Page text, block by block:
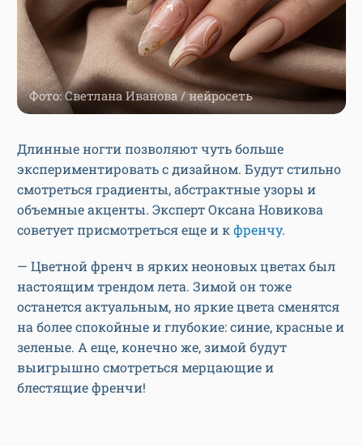
Фото: Светлана Иванова / нейросеть
Длинные ногти позволяют чуть больше
экспериментировать с дизайном. Будут стильно
смотреться градиенты, абстрактные узоры и
объемные акценты. Эксперт Оксана Новикова
советует присмотреться еще и к френчу.
— Цветной френч в ярких неоновых цветах был
настоящим трендом лета. Зимой он тоже
останется актуальным, но яркие цвета сменятся
на более спокойные и глубокие: синие, красные и
зеленые. А еще, конечно же, зимой будут
выигрышно смотреться мерцающие и
блестящие френчи!